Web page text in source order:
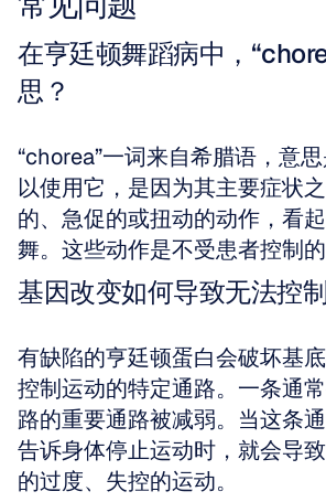
在亨廷顿舞蹈病中，
思？
“chorea”一词来自希腊语，意
以使用它，是因为其主要症状
的、急促的或扭动的动作，看
舞。这些动作是不受患者控制的
基因改变如何导致无法控
有缺陷的亨廷顿蛋白会破坏基
控制运动的特定通路。一条通
路的重要通路被减弱。当这条
告诉身体停止运动时，就会导
的过度、失控的运动。